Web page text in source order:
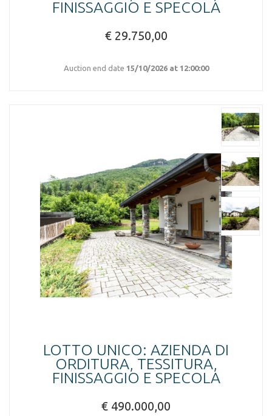
FINISSAGGIO E SPECOLA
€ 29.750,00
Auction end date 15/10/2026 at 12:00:00
LOTTO UNICO: AZIENDA DI
ORDITURA, TESSITURA,
FINISSAGGIO E SPECOLA
€ 490.000,00